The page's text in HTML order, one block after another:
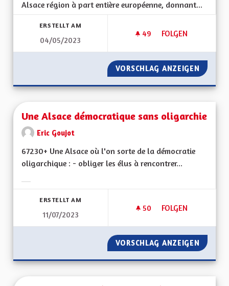
Alsace région à part entière européenne, donnant...
ERSTELLT AM
04/05/2023
49 49 FOLLOWER
FOLGEN
UNE ALSACE
VORSCHLAG ANZEIGEN UNE
Une Alsace démocratique sans oligarchie
Eric Goujot
67230+ Une Alsace où l'on sorte de la démocratie
oligarchique : - obliger les élus à rencontrer...
ERSTELLT AM
11/07/2023
50 50 FOLLOWER
FOLGEN
UNE ALSACE
VORSCHLAG ANZEIGEN UNE